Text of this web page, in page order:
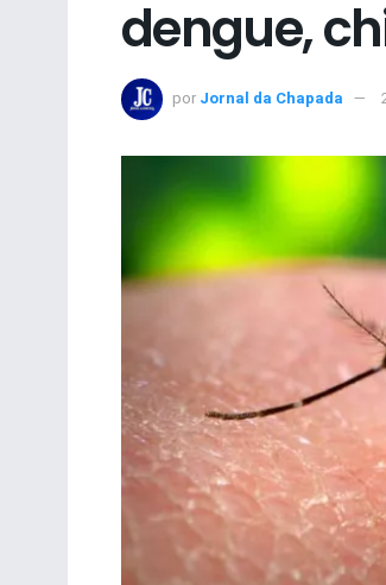
dengue,
por Jornal da Chapada